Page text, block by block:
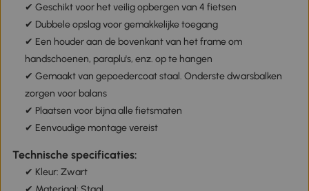
✔ Geschikt voor het veilig opbergen van 4 fietsen
✔ Dubbele opslag voor gemakkelijke toegang
✔ Een houder aan de bovenkant van het frame om
handschoenen, paraplu's, enz. op te hangen
✔ Gemaakt van gepoedercoat staal. Onderste dwarsbalken
zorgen voor balans
✔ Plaatsen voor bijna alle fietsmaten
✔ Eenvoudige montage vereist
Technische specificaties:
✔ Kleur: Zwart